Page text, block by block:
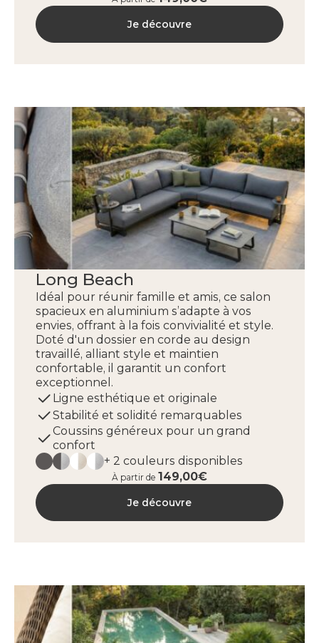
Je découvre
Long Beach
Idéal pour réunir famille et amis, ce salon
spacieux en aluminium s’adapte à vos
envies, offrant à la fois convivialité et style.
Doté d'un dossier en corde au design
travaillé, alliant style et maintien
confortable, il garantit un confort
exceptionnel.
Ligne esthétique et originale
Stabilité et solidité remarquables
Coussins généreux pour un grand
confort
+ 2 couleurs disponibles
À partir de 149,00€
Je découvre